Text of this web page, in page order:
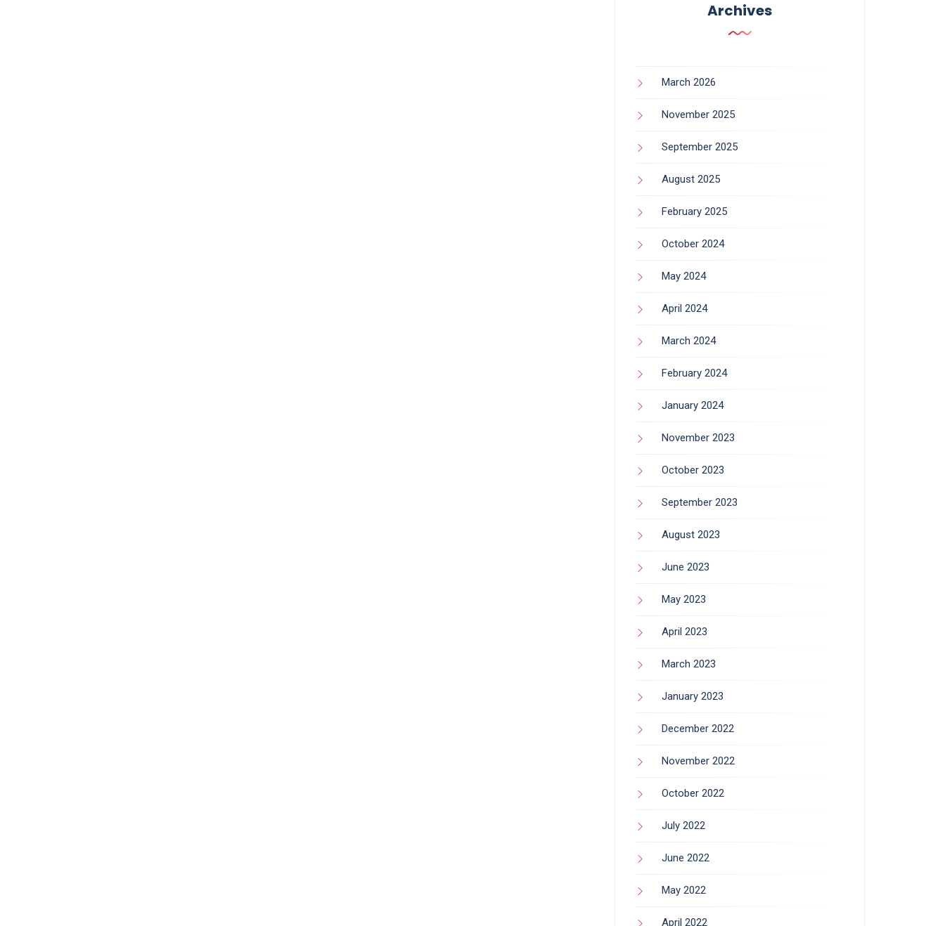
Archives
March 2026
November 2025
September 2025
August 2025
February 2025
October 2024
May 2024
April 2024
March 2024
February 2024
January 2024
November 2023
October 2023
September 2023
August 2023
June 2023
May 2023
April 2023
March 2023
January 2023
December 2022
November 2022
October 2022
July 2022
June 2022
May 2022
April 2022